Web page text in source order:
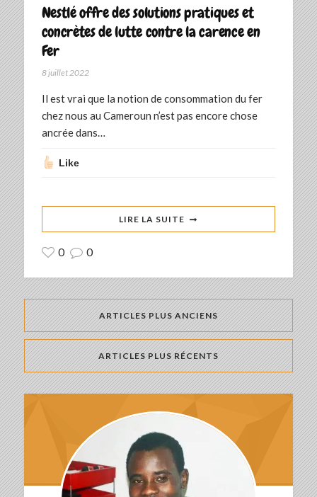
Nestlé offre des solutions pratiques et
concrètes de lutte contre la carence en
Fer
8 juillet 2022
Il est vrai que la notion de consommation du fer
chez nous au Cameroun n’est pas encore chose
ancrée dans…
Like
LIRE LA SUITE
0 0
ARTICLES PLUS ANCIENS
ARTICLES PLUS RÉCENTS